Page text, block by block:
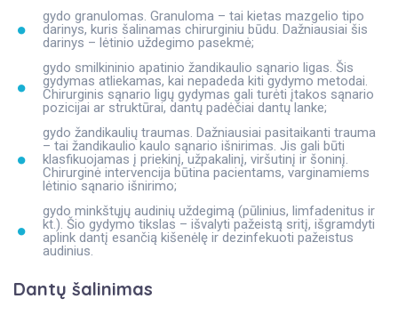
gydo granulomas. Granuloma – tai kietas mazgelio tipo
darinys, kuris šalinamas chirurginiu būdu. Dažniausiai šis
darinys – lėtinio uždegimo pasekmė;
gydo smilkininio apatinio žandikaulio sąnario ligas. Šis
gydymas atliekamas, kai nepadeda kiti gydymo metodai.
Chirurginis sąnario ligų gydymas gali turėti įtakos sąnario
pozicijai ar struktūrai, dantų padėčiai dantų lanke;
gydo žandikaulių traumas. Dažniausiai pasitaikanti trauma
– tai žandikaulio kaulo sąnario išnirimas. Jis gali būti
klasfikuojamas į priekinį, užpakalinį, viršutinį ir šoninį.
Chirurginė intervencija būtina pacientams, varginamiems
lėtinio sąnario išnirimo;
gydo minkštųjų audinių uždegimą (pūlinius, limfadenitus ir
kt.). Šio gydymo tikslas – išvalyti pažeistą sritį, išgramdyti
aplink dantį esančią kišenėlę ir dezinfekuoti pažeistus
audinius.
Dantų šalinimas